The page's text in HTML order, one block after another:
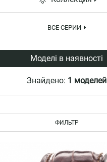
ВСЕ СЕРИИ
Моделі в наявності
Знайдено: 1 моделей
ФИЛЬТР